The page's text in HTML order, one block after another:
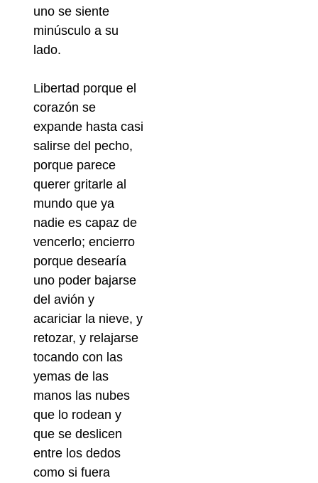
uno se siente
minúsculo a su
lado.
Libertad porque el
corazón se
expande hasta casi
salirse del pecho,
porque parece
querer gritarle al
mundo que ya
nadie es capaz de
vencerlo; encierro
porque desearía
uno poder bajarse
del avión y
acariciar la nieve, y
retozar, y relajarse
tocando con las
yemas de las
manos las nubes
que lo rodean y
que se deslicen
entre los dedos
como si fuera